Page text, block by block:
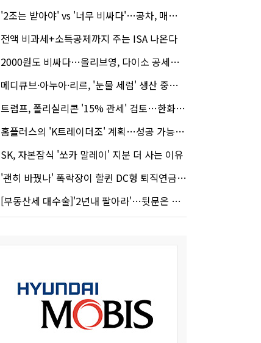
'2조는 받아야' vs '너무 비싸다'…공차, 매각 성공할까
전액 비과세+소득공제까지 주는 ISA 나온다
2000원도 비싸다…올리브영, 다이소 공세에 '가성비'로 맞불
메디큐브·아누아·리르, '눈물 세럼' 생산 중단한다
트럼프, 폴리실리콘 '15% 관세' 검토…한화큐셀·OCI 영향은?
홈플러스의 'K트레이더조' 계획…성공 가능성은 '글쎄'
SK, 자본잠식 '쏘카 말레이' 지분 더 사는 이유
'괜히 바꿨나' 폭락장이 할퀸 DC형 퇴직연금…전문가 조언은
[부동산세 대수술]'2년내 팔아라'…뒷문은 열었다